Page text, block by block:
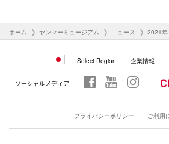
ホーム ヤンマーミュージアム ニュース 2021年
Select Region 企業情報
ソーシャルメディア
プライバシーポリシー ご利用